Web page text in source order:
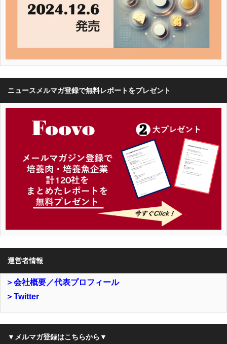
ニュースメルマガ登録で無料レポートをプレゼント
運営者情報
＞会社概要／代表プロフィール
＞Twitter
▼メルマガ登録はこちらから▼